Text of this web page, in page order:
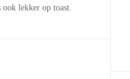
lekker op toast.